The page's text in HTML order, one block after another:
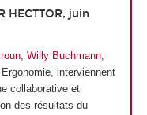
juin
, Willy Buchmann,
interviennent
collaborative et
des résultats du